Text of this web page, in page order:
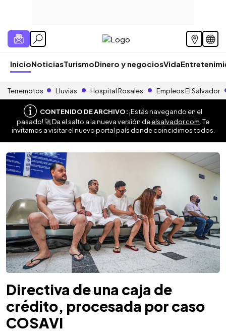
InicioNoticiasTurismoDinero y negociosVida
Terremotos Lluvias Hospital Rosales Empleos El Salvador
CONTENIDO DE ARCHIVO:¡Estás navegando en el
pasado! 🚀 Da el salto a la nueva versión deelsalvador.com . Te
invitamos a visitar el nuevo portal país donde coincidimos todos.
Directiva de una caja de
crédito, procesada por caso
COSAVI